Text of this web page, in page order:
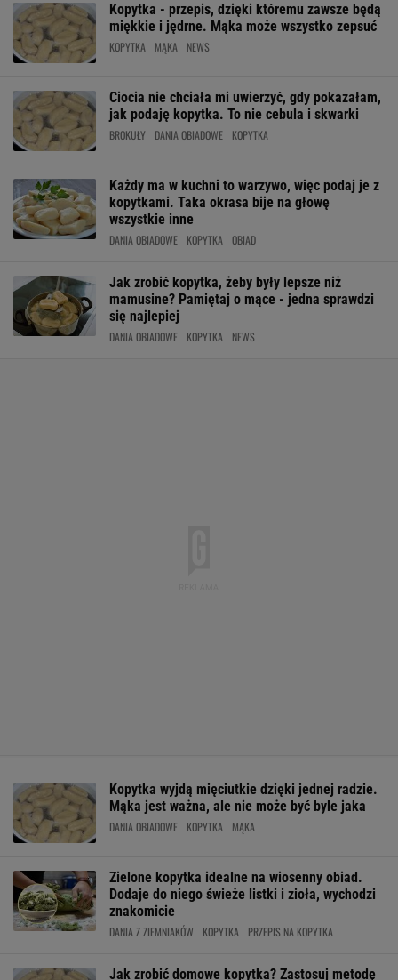
Kopytka - przepis, dzięki któremu zawsze będą
miękkie i jędrne. Mąka może wszystko zepsuć
KOPYTKA MĄKA NEWS
Ciocia nie chciała mi uwierzyć, gdy pokazałam,
jak podaję kopytka. To nie cebula i skwarki
BROKUŁY DANIA OBIADOWE KOPYTKA
Każdy ma w kuchni to warzywo, więc podaj je z
kopytkami. Taka okrasa bije na głowę
wszystkie inne
DANIA OBIADOWE KOPYTKA OBIAD
Jak zrobić kopytka, żeby były lepsze niż
mamusine? Pamiętaj o mące - jedna sprawdzi
się najlepiej
DANIA OBIADOWE KOPYTKA NEWS
Kopytka wyjdą mięciutkie dzięki jednej radzie.
Mąka jest ważna, ale nie może być byle jaka
DANIA OBIADOWE KOPYTKA MĄKA
Zielone kopytka idealne na wiosenny obiad.
Dodaje do niego świeże listki i zioła, wychodzi
znakomicie
DANIA Z ZIEMNIAKÓW KOPYTKA PRZEPIS NA KOPYTKA
Jak zrobić domowe kopytka? Zastosuj metodę